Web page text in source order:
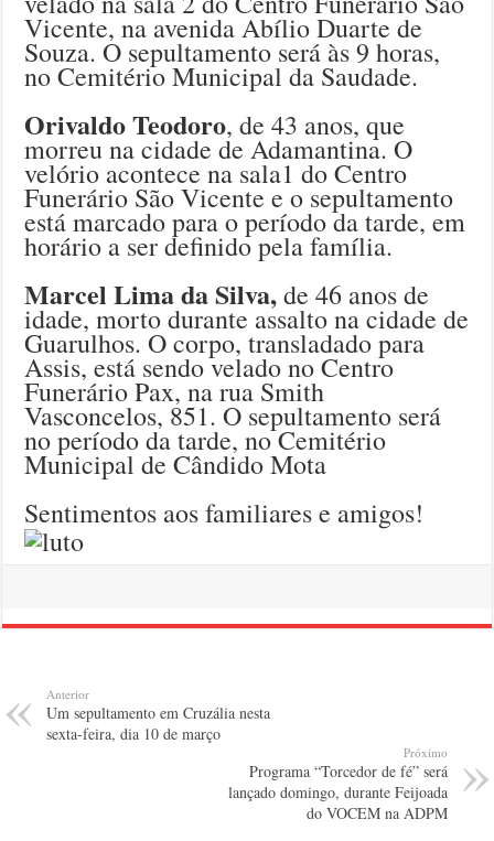
Vicente, na avenida Abílio Duarte de
Souza. O sepultamento será às 9 horas,
no Cemitério Municipal da Saudade.
Orivaldo Teodoro, de 43 anos, que
morreu na cidade de Adamantina. O
velório acontece na sala1 do Centro
Funerário São Vicente e o sepultamento
está marcado para o período da tarde, em
horário a ser definido pela família.
Marcel Lima da Silva,de 46 anos de
idade, morto durante assalto na cidade de
Guarulhos. O corpo, transladado para
Assis, está sendo velado no Centro
Funerário Pax, na rua Smith
Vasconcelos, 851. O sepultamento será
no período da tarde, no Cemitério
Municipal de Cândido Mota
Sentimentos aos familiares e amigos!
Anterior
Um sepultamento em Cruzália nesta
sexta-feira, dia 10 de março
Próximo
Programa “Torcedor de fé” será
lançado domingo, durante Feijoada
do VOCEM na ADPM